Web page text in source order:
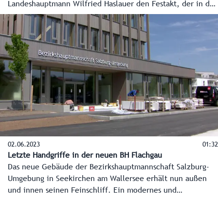
Landeshauptmann Wilfried Haslauer den Festakt, der in der
neuen BH Salzburg-Umgebung über die Bühne ging und die
Aufwertung von Seekirchen zum Herzen des Flachgau
besiegelte.
02.06.2023 01:32
Letzte Handgriffe in der neuen BH Flachgau
Das neue Gebäude der Bezirkshauptmannschaft Salzburg-
Umgebung in Seekirchen am Wallersee erhält nun außen
und innen seinen Feinschliff. Ein modernes und